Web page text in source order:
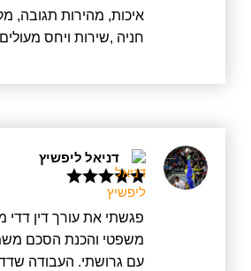
על עורכי דין שרוצים רק
לא כך, הוא באמת רוצה
איכות, מהירות תגובה,
חניה ,שירות ויחס
דניאל ליפשיץ
פגשתי את עורך דין דדי
משפטי והכנת הסכם
עם גרושתי. העבודה